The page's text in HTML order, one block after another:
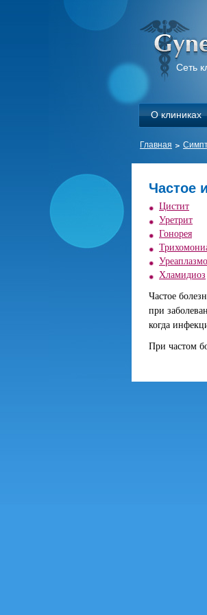
Сеть
О клиниках
Главная
Частое
Цистит
Уретрит
Гонорея
Хламидиоз
Частое
при
когда
При частом